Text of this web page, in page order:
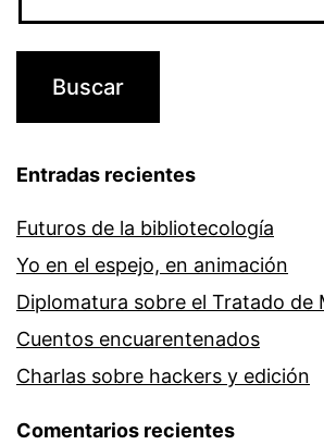
Entradas recientes
Futuros de la bibliotecología
Yo en el espejo, en animación
Diplomatura sobre el Tratado de
Cuentos encuarentenados
Charlas sobre hackers y edición
Comentarios recientes